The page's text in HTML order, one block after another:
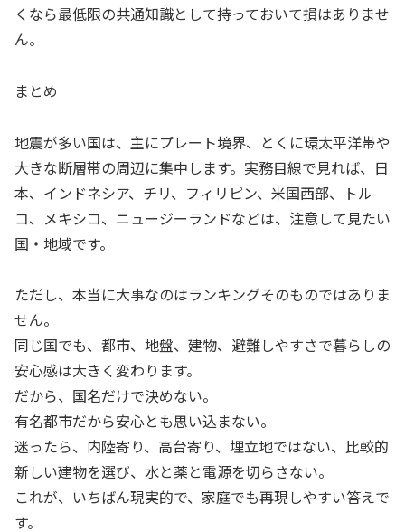
くなら最低限の共通知識として持っておいて損はありませ
ん。
まとめ
地震が多い国は、主にプレート境界、とくに環太平洋帯や
大きな断層帯の周辺に集中します。実務目線で見れば、日
本、インドネシア、チリ、フィリピン、米国西部、トル
コ、メキシコ、ニュージーランドなどは、注意して見たい
国・地域です。
ただし、本当に大事なのはランキングそのものではありま
せん。
同じ国でも、都市、地盤、建物、避難しやすさで暮らしの
安心感は大きく変わります。
だから、国名だけで決めない。
有名都市だから安心とも思い込まない。
迷ったら、内陸寄り、高台寄り、埋立地ではない、比較的
新しい建物を選び、水と薬と電源を切らさない。
これが、いちばん現実的で、家庭でも再現しやすい答えで
す。